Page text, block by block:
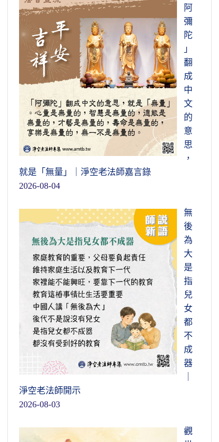
阿
彌
陀
」
翻
成
中
文
的
意
思
，
就是「無量」｜淨空老法師嘉言錄
2026-08-04
無
後
為
大
是
指
兒
女
都
不
成
器
淨空老法師開示
2026-08-03
觀